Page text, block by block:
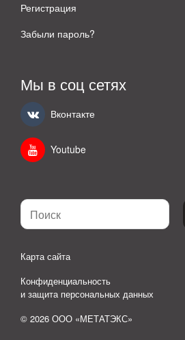
Регистрация
Забыли пароль?
Мы в соц сетях
Вконтакте
Youtube
Карта сайта
Конфиденциальность
и защита персональных данных
© 2026 ООО «МЕТАТЭКС»